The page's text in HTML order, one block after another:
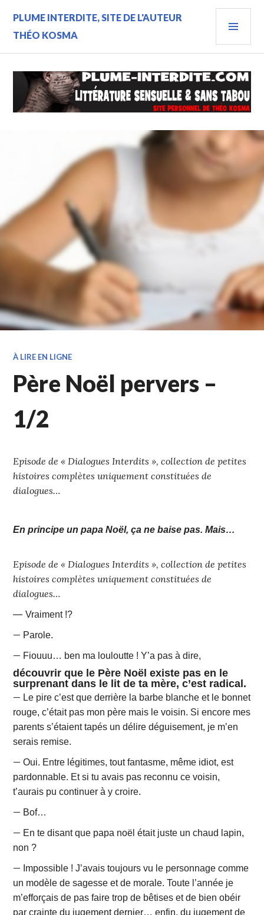
contenu
PLUME INTERDITE, SITE DE L'AUTEUR
THÉO KOSMA
À LIRE EN LIGNE
Père Noël pervers –
1/2
Episode de « Dialogues Interdits », collection de petites
histoires complètes uniquement constituées de
dialogues…
En principe un papa Noël, ça ne baise pas. Mais…
Episode de « Dialogues Interdits », collection de petites
histoires complètes uniquement constituées de
dialogues…
—Vraiment !?
— Parole.
— Fiouuu… ben ma louloutte ! Y’a pas à dire,
découvrir que le Père Noël existe pas en le
surprenant dans le lit de ta mère, c’est radical.
— Le pire c’est que derrière la barbe blanche et le bonnet
rouge, c’était pas mon père mais le voisin. Si encore mes
parents s’étaient tapés un délire déguisement, je m’en
serais remise.
—Oui. Entre légitimes, tout fantasme, même idiot, est
pardonnable. Et si tu avais pas reconnu ce voisin,
t’aurais pu continuer à y croire.
— Bof…
— En te disant que papa noël était juste un chaud lapin,
non ?
— Impossible ! J’avais toujours vu le personnage comme
un modèle de sagesse et de morale. Toute l’année je
m’efforçais de pas faire trop de bêtises et de bien obéir
par crainte du jugement dernier… enfin, du jugement de